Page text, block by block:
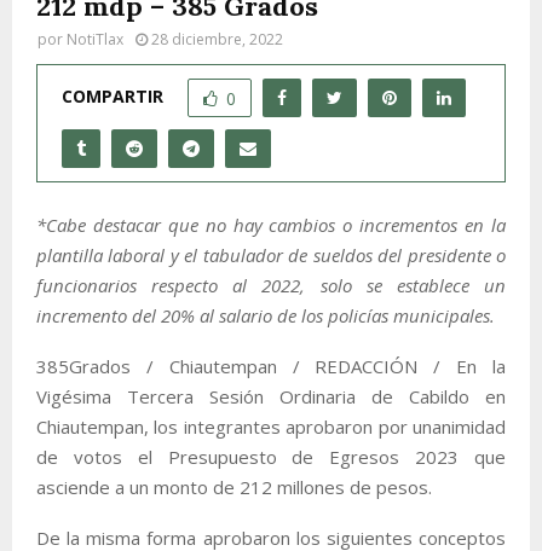
por NotiTlax 28 diciembre, 2022
COMPARTIR 0
*Cabe destacar que no hay cambios o incrementos en la
plantilla laboral y el tabulador de sueldos del presidente o
funcionarios respecto al 2022, solo se establece un
incremento del 20% al salario de los policías municipales.
385Grados / Chiautempan / REDACCIÓN / En la
Vigésima Tercera Sesión Ordinaria de Cabildo en
Chiautempan, los integrantes aprobaron por unanimidad
de votos el Presupuesto de Egresos 2023 que
asciende a un monto de 212 millones de pesos.
De la misma forma aprobaron los siguientes conceptos